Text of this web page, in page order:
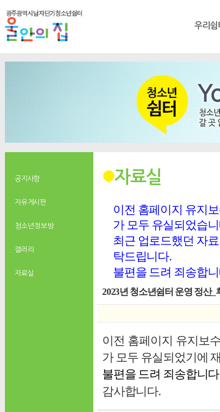
우리쉼
공지사항
자유게시판
청소년 정보방
갤러리
자료실
자료실
이전 홈페이지 유지
가 모두 유실되었습
최근 업로드했던 자
탁드립니다.
불편을 드려 죄송합
2023년 청소년쉼터 운영 정산
이전 홈페이지 유지보
가 모두 유실되었기에
불편을 드려 죄송합니
감사합니다.